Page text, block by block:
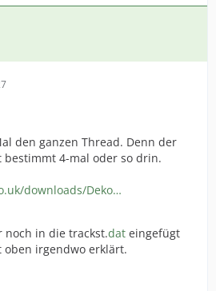
den ganzen Thread. Denn der
bestimmt 4-mal oder so drin.
downloads/Deko…
noch in die trackst.dat eingefügt
oben irgendwo erklärt.